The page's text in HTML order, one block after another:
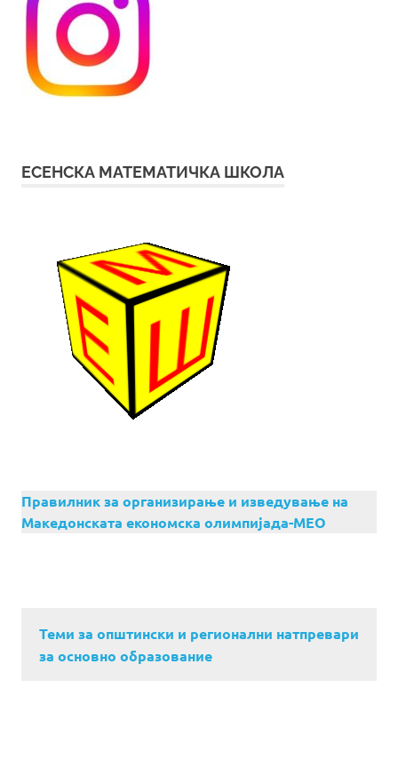
ЕСЕНСКА МАТЕМАТИЧКА ШКОЛА
Правилник за организирање и изведување на
Македонската економска олимпијада-МЕО
Теми за општински и регионални натпревари
за основно образование